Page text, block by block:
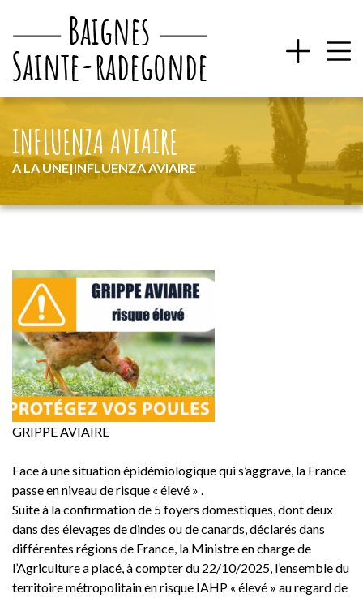
A LA UNE|INFLUENZA AVIAIRE
INFLUENZA AVIAIRE
GRIPPE AVIAIRE
Face à une situation épidémiologique qui s’aggrave, la France
passe en niveau de risque « élevé » .
Suite à la confirmation de 5 foyers domestiques, dont deux
dans des élevages de dindes ou de canards, déclarés dans
différentes régions de France, la Ministre en charge de
l’Agriculture a placé, à compter du 22/10/2025, l’ensemble du
territoire métropolitain en risque IAHP « élevé » au regard de